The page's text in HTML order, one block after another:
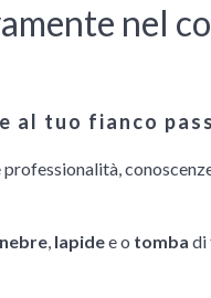
nel
al tuo fianco
, lapidee o tomba di